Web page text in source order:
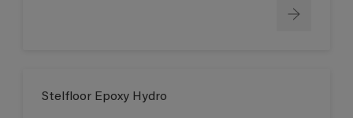
Stelfloor Epoxy Hydro